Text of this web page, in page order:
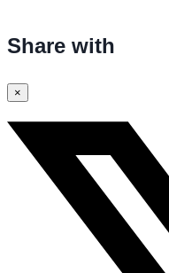
Share with
×